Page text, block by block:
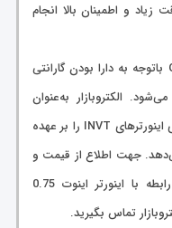
زیاد و اطمینان بالا انجام
خرید اینورتر اینوت 0.75 کیلووات GD200A باتوجه به دارا بودن گارانتی
الکتروبازار به‌عنوان
نمایندگی اینورتر اینوت فروش کلیه مدل‌های اینورترهای INVT را بر عهده
جهت اطلاع از قیمت و
موجودی و نیز مشاوره فنی رایگان در رابطه با اینورتر اینوت 0.75